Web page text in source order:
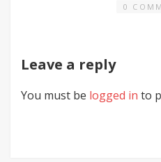
0
Leave a reply
You must be logged in to